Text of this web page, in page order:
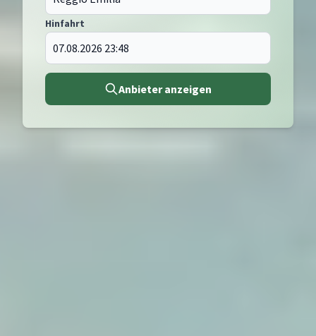
Hinfahrt
Anbieter anzeigen